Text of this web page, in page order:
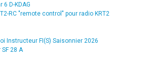
6 D-KDAG
RC "remote control" pour radio KRT2
Instructeur FI(S) Saisonnier 2026
28 A